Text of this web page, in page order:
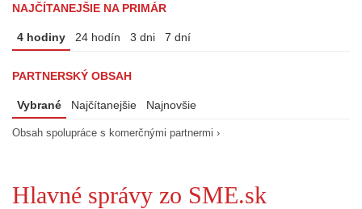
NAJČÍTANEJŠIE NA PRIMÁR
4 hodiny 24 hodín 3 dni 7 dní
PARTNERSKÝ OBSAH
Vybrané Najčítanejšie Najnovšie
Obsah spolupráce s komerčnými partnermi ›
Hlavné správy zo SME.sk